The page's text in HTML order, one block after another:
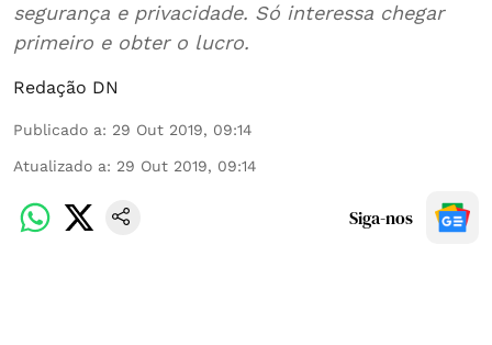
segurança e privacidade. Só interessa chegar
primeiro e obter o lucro.
Redação DN
Publicado a: 29 Out 2019, 09:14
Atualizado a: 29 Out 2019, 09:14
Siga-nos